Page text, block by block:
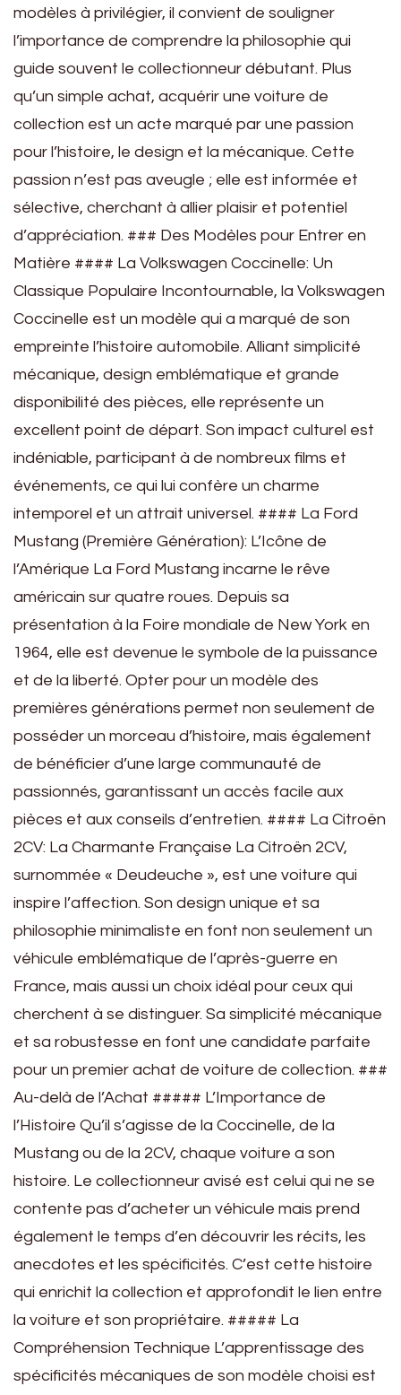
modèles à privilégier, il convient de souligner
l’importance de comprendre la philosophie qui
guide souvent le collectionneur débutant. Plus
qu’un simple achat, acquérir une voiture de
collection est un acte marqué par une passion
pour l’histoire, le design et la mécanique. Cette
passion n’est pas aveugle ; elle est informée et
sélective, cherchant à allier plaisir et potentiel
d’appréciation. ### Des Modèles pour Entrer en
Matière #### La Volkswagen Coccinelle: Un
Classique Populaire Incontournable, la Volkswagen
Coccinelle est un modèle qui a marqué de son
empreinte l’histoire automobile. Alliant simplicité
mécanique, design emblématique et grande
disponibilité des pièces, elle représente un
excellent point de départ. Son impact culturel est
indéniable, participant à de nombreux films et
événements, ce qui lui confère un charme
intemporel et un attrait universel. #### La Ford
Mustang (Première Génération): L’Icône de
l’Amérique La Ford Mustang incarne le rêve
américain sur quatre roues. Depuis sa
présentation à la Foire mondiale de New York en
1964, elle est devenue le symbole de la puissance
et de la liberté. Opter pour un modèle des
premières générations permet non seulement de
posséder un morceau d’histoire, mais également
de bénéficier d’une large communauté de
passionnés, garantissant un accès facile aux
pièces et aux conseils d’entretien. #### La Citroën
2CV: La Charmante Française La Citroën 2CV,
surnommée « Deudeuche », est une voiture qui
inspire l’affection. Son design unique et sa
philosophie minimaliste en font non seulement un
véhicule emblématique de l’après-guerre en
France, mais aussi un choix idéal pour ceux qui
cherchent à se distinguer. Sa simplicité mécanique
et sa robustesse en font une candidate parfaite
pour un premier achat de voiture de collection. ###
Au-delà de l’Achat ##### L’Importance de
l’Histoire Qu’il s’agisse de la Coccinelle, de la
Mustang ou de la 2CV, chaque voiture a son
histoire. Le collectionneur avisé est celui qui ne se
contente pas d’acheter un véhicule mais prend
également le temps d’en découvrir les récits, les
anecdotes et les spécificités. C’est cette histoire
qui enrichit la collection et approfondit le lien entre
la voiture et son propriétaire. ##### La
Compréhension Technique L’apprentissage des
spécificités mécaniques de son modèle choisi est